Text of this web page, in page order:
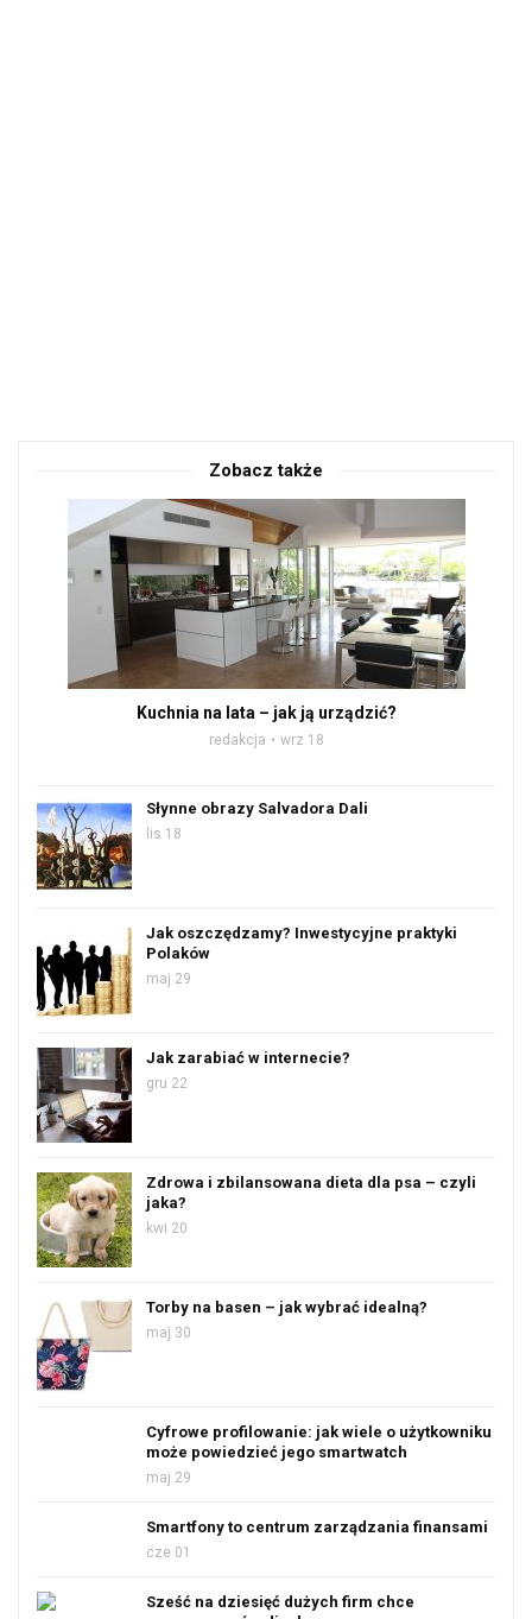
Zobacz także
Kuchnia na lata – jak ją urządzić?
redakcja wrz 18
Słynne obrazy Salvadora Dali
lis 18
Jak oszczędzamy? Inwestycyjne praktyki
Polaków
maj 29
Jak zarabiać w internecie?
gru 22
Zdrowa i zbilansowana dieta dla psa – czyli
jaka?
kwi 20
Torby na basen – jak wybrać idealną?
maj 30
Cyfrowe profilowanie: jak wiele o użytkowniku
może powiedzieć jego smartwatch
maj 29
Smartfony to centrum zarządzania finansami
cze 01
Sześć na dziesięć dużych firm chce